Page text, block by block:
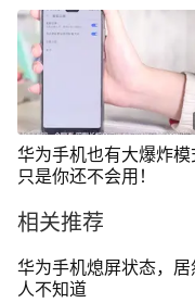
华为手机也有大爆炸模
只是你还不会用！
相关推荐
华为手机熄屏状态，
人不知道